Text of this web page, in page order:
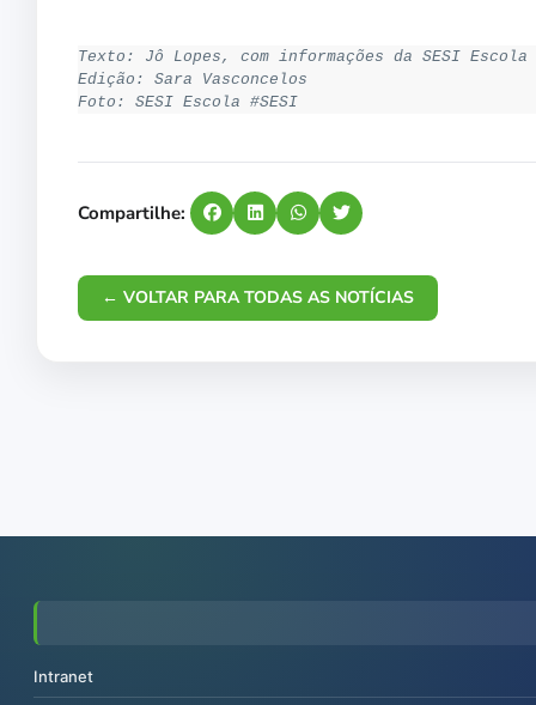
Texto: Jô Lopes, com informações da SESI Escola
Edição: Sara Vasconcelos
Foto: SESI Escola #SESI
Compartilhe:
← VOLTAR PARA TODAS AS NOTÍCIAS
Intranet